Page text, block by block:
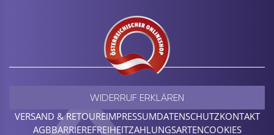
VERSAND & RETOUREIMPRESSUMDATENSCHUTZKONTAKT
AGBBARRIEREFREIHEITZAHLUNGSARTENCOOKIES
WIDERRUF ERKLÄREN